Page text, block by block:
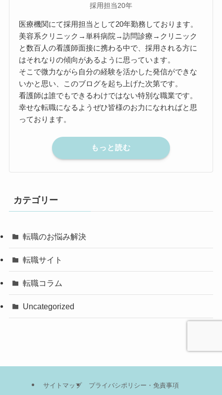
採用担当20年
医療機関にて採用担当として20年勤務しております。
美容系クリニック→単科病院→訪問診療→クリニック
と数百人の看護師面接に携わる中で、採用される方に
はそれなりの傾向があるように思っています。
そこで微力ながら自分の経験を活かした発信ができな
いかと思い、このブログを起ち上げた次第です。
看護師は誰でもできるわけではない特別な職業です。
幸せな転職になるようぜひ皆様のお力になれればと思
っております。
もっと読む
カテゴリー
転職のお悩み解決
転職サイト
転職コラム
Uncategorized
サイトマップ プライバシポリシー・免責事項